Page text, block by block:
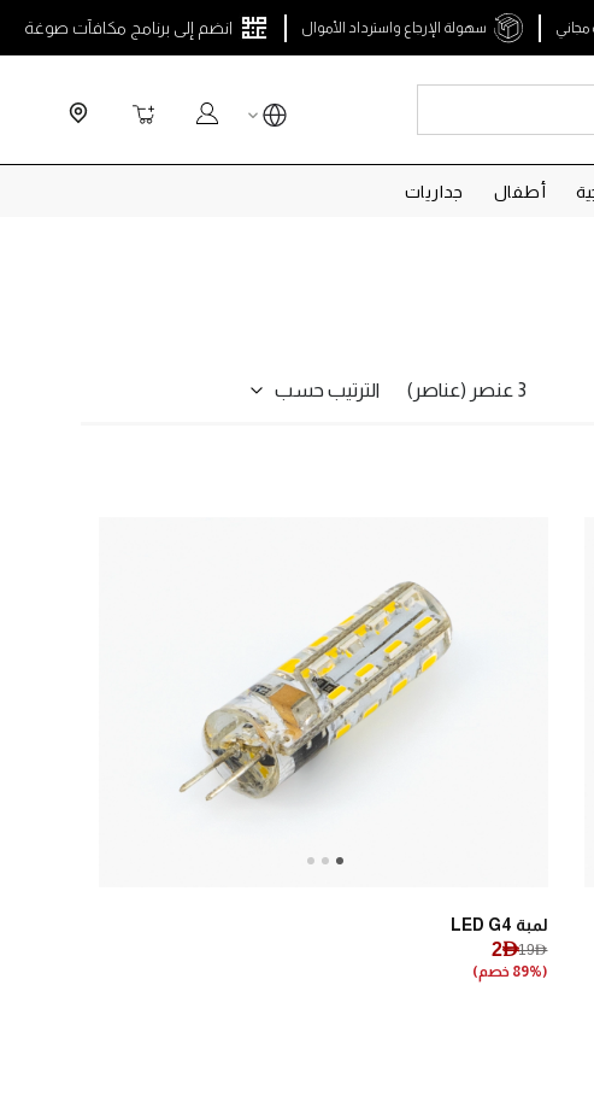
مجاني سهولة الإرجاع واسترداد الأموال انضم إلى برنامج مكافآت صوغة
سلة التسوق
أطفال جداريات
3 عنصر (عناصر) الترتيب حسب
Previous
Next
لمبة LED G4
2AED19AED
(89% خصم)